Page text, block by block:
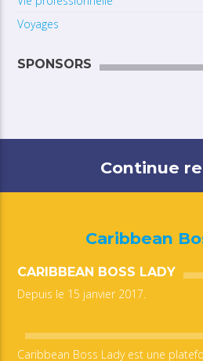
Voyages
SPONSORS
Continue
Caribbean
CARIBBEAN BOSS LADY
Depuis le 15 janvier 2017.
Caribbean Boss Lady est une